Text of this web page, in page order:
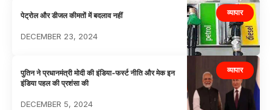
व्यापार
पेट्रोल और डीजल कीमतों में बदलाव नहीं
DECEMBER 23, 2024
व्यापार
पुतिन ने प्रधानमंत्री मोदी की इंडिया-फर्स्ट नीति और मेक इन
इंडिया पहल की प्रशंसा की
DECEMBER 5, 2024